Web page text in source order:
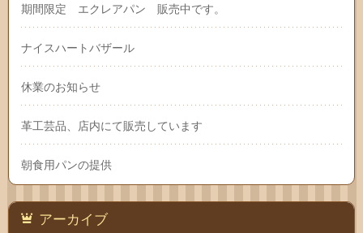
期間限定 エクレアパン 販売中です。
ナイスハートバザール
休業のお知らせ
革工芸品、店内にて販売しています
朝食用パンの提供
アーカイブ